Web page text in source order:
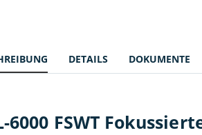
6000 FSWT
DETAILS DOKUMENTE